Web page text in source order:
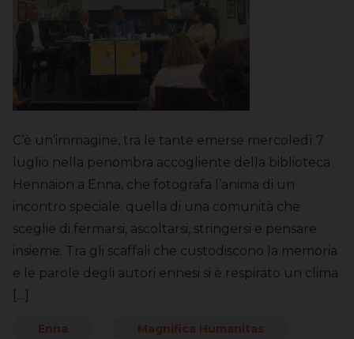
C’è un’immagine, tra le tante emerse mercoledì 7
luglio nella penombra accogliente della biblioteca
Hennaion a Enna, che fotografa l’anima di un
incontro speciale: quella di una comunità che
sceglie di fermarsi, ascoltarsi, stringersi e pensare
insieme. Tra gli scaffali che custodiscono la memoria
e le parole degli autori ennesi si è respirato un clima
[…]
Enna Magnifica Humanitas